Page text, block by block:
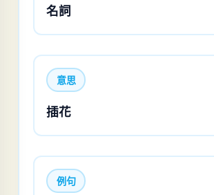
名詞
意思
插花
例句